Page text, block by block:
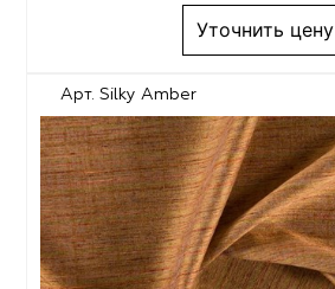
Уточнить цену
Арт. Silky Amber